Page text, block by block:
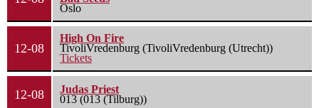
Oslo
12-08
High On Fire
TivoliVredenburg (TivoliVredenburg (Utrecht))
Tickets
12-08
Judas Priest
013 (013 (Tilburg))